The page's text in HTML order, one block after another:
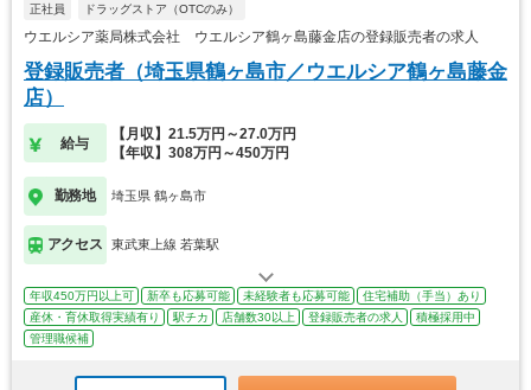
正社員 ドラッグストア（OTCのみ）
ウエルシア薬局株式会社 ウエルシア鶴ヶ島藤金店の登録販売者の求人
登録販売者（埼玉県鶴ヶ島市／ウエルシア鶴ヶ島藤金
店）
給与
【月収】21.5万円～27.0万円
【年収】308万円～450万円
勤務地 埼玉県 鶴ヶ島市
アクセス 東武東上線 若葉駅
年収450万円以上可 新卒も応募可能 未経験者も応募可能
住宅補助（手当）あり
産休・育休取得実績有り
駅チカ 店舗数30以上 登録販売者の求人
積極採用中
管理職候補